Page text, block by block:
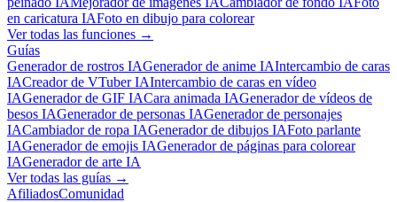
en caricatura IAFoto en dibujo para colorear
Ver todas las funciones →
Guías
Generador de rostros IAGenerador de anime IAIntercambio de caras
IACreador de VTuber IAIntercambio de caras en vídeo
IAGenerador de GIF IACara animada IAGenerador de vídeos de
besos IAGenerador de personas IAGenerador de personajes
IACambiador de ropa IAGenerador de dibujos IAFoto parlante
IAGenerador de emojis IAGenerador de páginas para colorear
IAGenerador de arte IA
Ver todas las guías →
AfiliadosComunidad